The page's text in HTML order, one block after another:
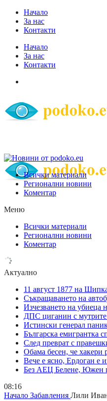
Начало
За нас
Контакти
Начало
За нас
Контакти
Всички материали
Регионални новини
Коментар
Меню
Всички материали
Регионални новини
Коментар
Актуално
11 август 1877 на
Съкращаването на
Изчезването на убиеца
ДПС циганин с мутрите
Истински генерал
Българска емигрантка
След преврат с
Обама бесен, че хакери
Вече е ясно, Ердоган е
Без АЕЦ Белене, Южен
08:16
Начало Забавления Лили